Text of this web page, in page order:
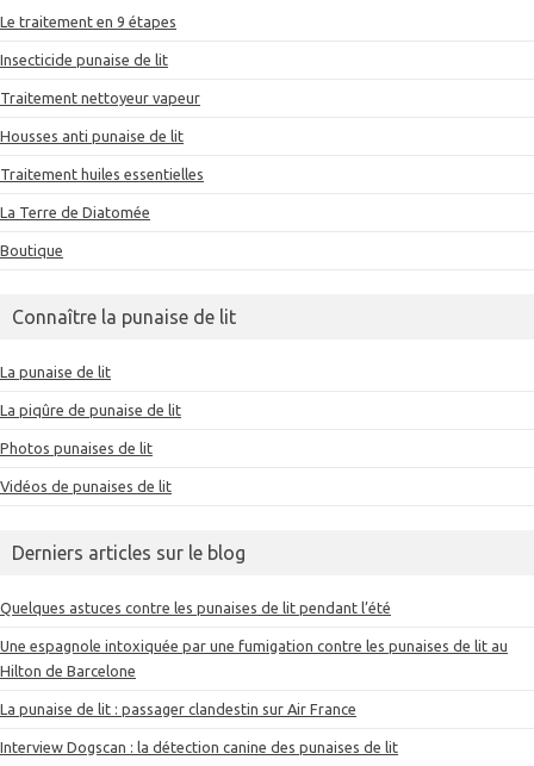
Le traitement en 9 étapes
Insecticide punaise de lit
Traitement nettoyeur vapeur
Housses anti punaise de lit
Traitement huiles essentielles
La Terre de Diatomée
Boutique
Connaître la punaise de lit
La punaise de lit
La piqûre de punaise de lit
Photos punaises de lit
Vidéos de punaises de lit
Derniers articles sur le blog
Quelques astuces contre les punaises de lit pendant l’été
Une espagnole intoxiquée par une fumigation contre les punaises de lit au
Hilton de Barcelone
La punaise de lit : passager clandestin sur Air France
Interview Dogscan : la détection canine des punaises de lit